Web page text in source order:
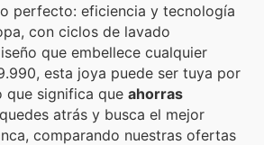
perfecto: eficiencia y tecnología
con ciclos de lavado
que embellece cualquier
esta joya puede ser tuya por
que significa que ahorras
atrás y busca el mejor
comparando nuestras ofertas